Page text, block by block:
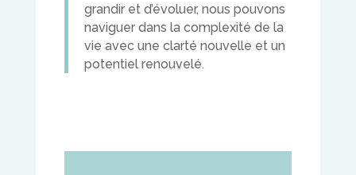
grandir et d’évoluer, nous pouvons
naviguer dans la complexité de la
vie avec une clarté nouvelle et un
potentiel renouvelé.